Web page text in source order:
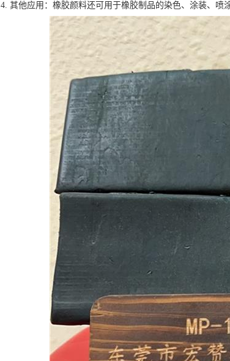
4. 其他应用：橡胶颜料还可用于橡胶制品的染色、涂装、喷